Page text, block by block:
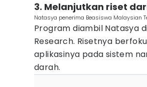
3. Melanjutkan riset
Natasya penerima Beasiswa Malaysian
Program diambil Natasya
Research. Risetnya
aplikasinya pada sistem
darah.